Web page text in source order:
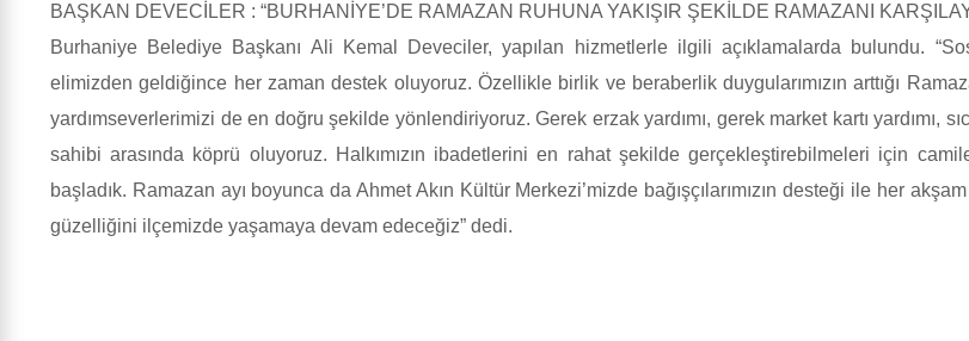
BAŞKAN DEVECİLER : “BURHANİYE’DE RAMAZAN RUHUNA YAKIŞIR ŞEKİLDE RAMAZANI
Burhaniye Belediye Başkanı Ali Kemal Deveciler, yapılan hizmetlerle ilgili açıklamalarda bulundu.
elimizden geldiğince her zaman destek oluyoruz. Özellikle birlik ve beraberlik duygularımızın arttığı
yardımseverlerimizi de en doğru şekilde yönlendiriyoruz. Gerek erzak yardımı, gerek market kartı yardımı,
sahibi arasında köprü oluyoruz. Halkımızın ibadetlerini en rahat şekilde gerçekleştirebilmeleri için
başladık. Ramazan ayı boyunca da Ahmet Akın Kültür Merkezi’mizde bağışçılarımızın desteği ile her
güzelliğini ilçemizde yaşamaya devam edeceğiz” dedi.